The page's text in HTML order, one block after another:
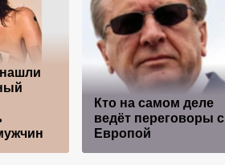
Кто на самом деле
ведёт переговоры с
Европой